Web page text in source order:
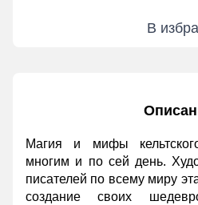
В
Магия и мифы
многим и по сей день.
писателей по всему миру
создание своих